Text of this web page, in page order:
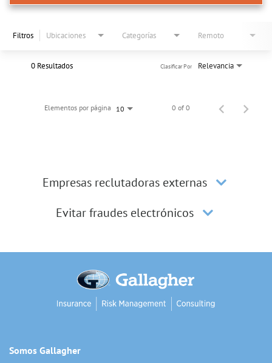
Filtros Ubicaciones Categorías Remoto
0 Resultados Relevancia
Clasificar Por
Elementos por página 10 0 of 0
Empresas reclutadoras externas
Evitar fraudes electrónicos
Somos Gallagher